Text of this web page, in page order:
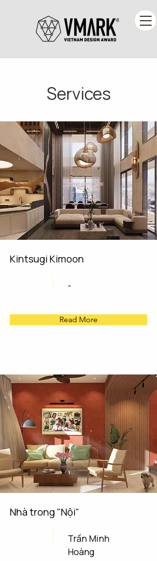
Services
Kintsugi Kimoon
-
Read More
Nhà trong "Nội"
Trần Minh
Hoàng